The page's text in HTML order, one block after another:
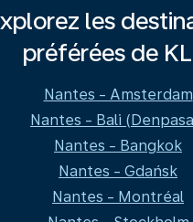
les
préférées de
Nantes - Amsterdam
Nantes - Bali
Nantes - Bangkok
Nantes - Gdańsk
Nantes - Montréal